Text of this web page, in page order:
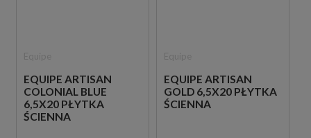
EQUIPE ARTISAN
COLONIAL BLUE
6,5X20 PŁYTKA
ŚCIENNA
EQUIPE ARTISAN
GOLD 6,5X20 PŁYTKA
ŚCIENNA